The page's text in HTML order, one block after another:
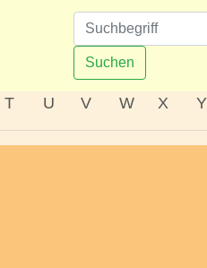
Suchen
T U V W X Y